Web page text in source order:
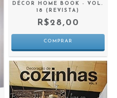
DÉCOR HOME BOOK - VOL.
18 (REVISTA)
R$28,00